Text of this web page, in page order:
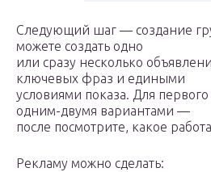
Следующий шаг — создание
можете создать одно
или сразу несколько
ключевых фраз и едиными
условиями показа. Для первого
одним-двумя вариантами —
после посмотрите, какое
Рекламу можно сделать: